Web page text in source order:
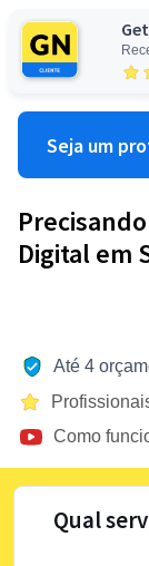
Seja um
Digital em
Até 4
Como
Qual